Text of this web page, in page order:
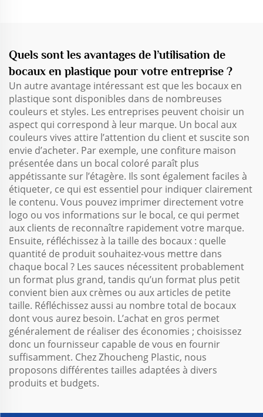
Quels sont les avantages de l’utilisation de
bocaux en plastique pour votre entreprise ?
Un autre avantage intéressant est que les bocaux en
plastique sont disponibles dans de nombreuses
couleurs et styles. Les entreprises peuvent choisir un
aspect qui correspond à leur marque. Un bocal aux
couleurs vives attire l’attention du client et suscite son
envie d’acheter. Par exemple, une confiture maison
présentée dans un bocal coloré paraît plus
appétissante sur l’étagère. Ils sont également faciles à
étiqueter, ce qui est essentiel pour indiquer clairement
le contenu. Vous pouvez imprimer directement votre
logo ou vos informations sur le bocal, ce qui permet
aux clients de reconnaître rapidement votre marque.
Ensuite, réfléchissez à la taille des bocaux : quelle
quantité de produit souhaitez-vous mettre dans
chaque bocal ? Les sauces nécessitent probablement
un format plus grand, tandis qu’un format plus petit
convient bien aux crèmes ou aux articles de petite
taille. Réfléchissez aussi au nombre total de bocaux
dont vous aurez besoin. L’achat en gros permet
généralement de réaliser des économies ; choisissez
donc un fournisseur capable de vous en fournir
suffisamment. Chez Zhoucheng Plastic, nous
proposons différentes tailles adaptées à divers
produits et budgets.